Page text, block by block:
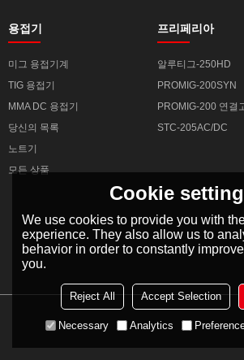
용접기
미그 용접기계
TIG 용접기
MMA DC 용접기
당신의 목록
노트기
모든 상품
프리페리아
알루티그-250HD
PROMIG-200SYN
PROMIG-200 연결
STC-205AC/DC
Cookie
We use cookies to provide you with
experience. They also allow us to
behavior in order to constantly
you.
Reject All Accept Selection
Necessary Analytics